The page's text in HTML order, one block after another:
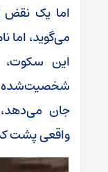
اما یک نقض
می‌گوید، اما
این سکوت،
شخصیت‌شده
جان می‌دهد،
واقعی پشت